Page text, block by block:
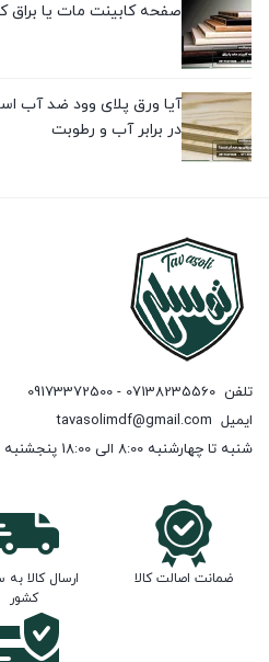
صفحه کابینت مات یا براق
آیا ورق پلای وود ضد آب
در برابر آب و رطوبت
تلفن 07138235560 - 09173372500
ایمیل tavasolimdf@gmail.com
شنبه تا چهارشنبه 8:00 الی 18:00 پنجشنبه 8:00 الی 13:00
ضمانت اصالت کالا
ارسال کالا به
کشور